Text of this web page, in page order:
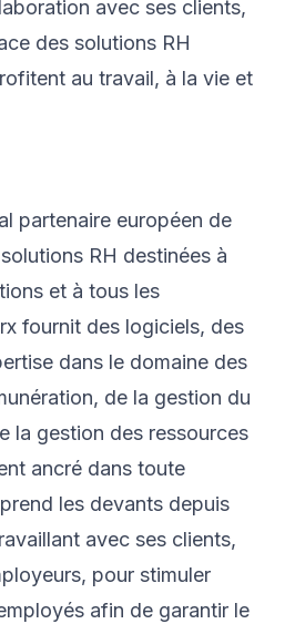
avec ses clients,
des solutions RH
au travail, à la vie et
partenaire européen de
RH destinées à
et à tous les
fournit des logiciels, des
dans le domaine des
de la gestion du
la gestion des ressources
ancré dans toute
les devants depuis
avec ses clients,
pour stimuler
afin de garantir le